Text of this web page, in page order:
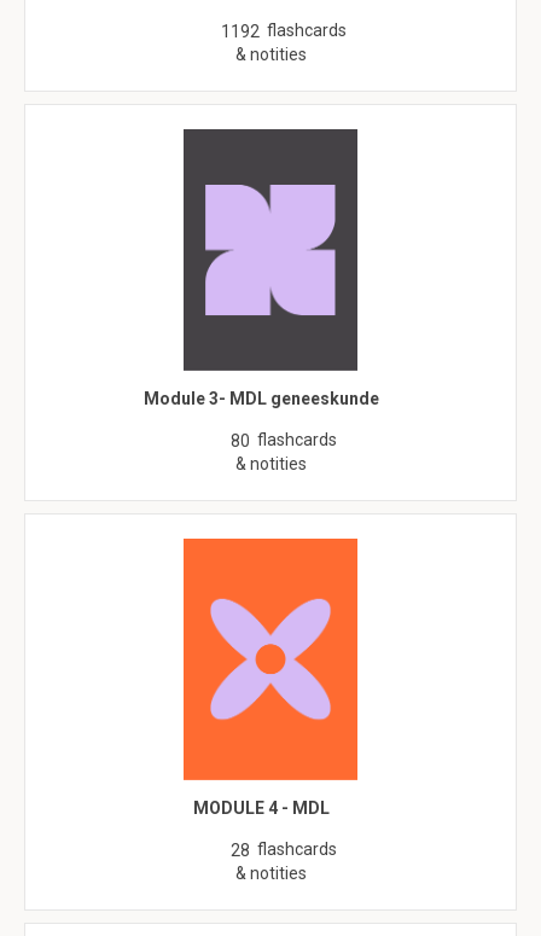
1192 flashcards
& notities
Module 3- MDL geneeskunde
80 flashcards
& notities
MODULE 4 - MDL
28 flashcards
& notities